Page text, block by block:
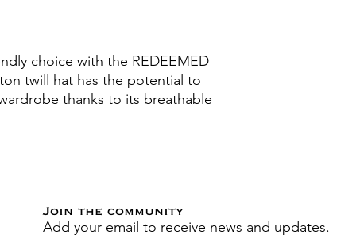
choice with the REDEEMED
twill hat has the potential to
thanks to its breathable
Join the community
Add your email to receive news and updates.